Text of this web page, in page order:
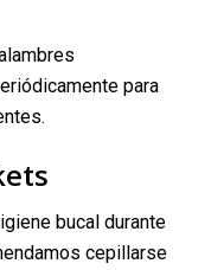
para
bucal durante
cepillarse